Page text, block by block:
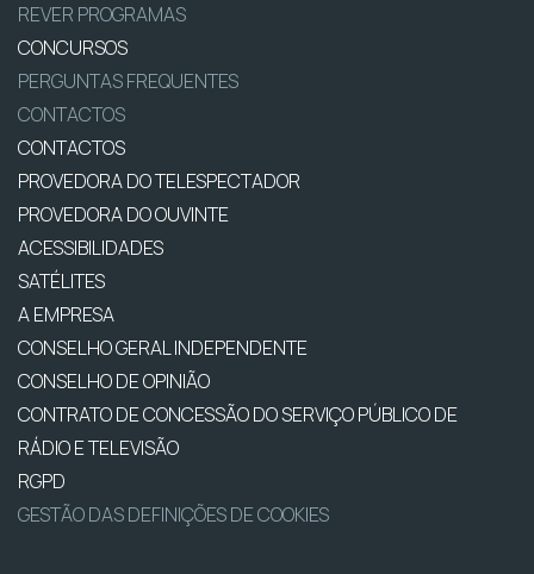
REVER PROGRAMAS
CONCURSOS
PERGUNTAS FREQUENTES
CONTACTOS
CONTACTOS
PROVEDORA DO TELESPECTADOR
PROVEDORA DO OUVINTE
ACESSIBILIDADES
SATÉLITES
A EMPRESA
CONSELHO GERAL INDEPENDENTE
CONSELHO DE OPINIÃO
CONTRATO DE CONCESSÃO DO SERVIÇO PÚBLICO DE
RÁDIO E TELEVISÃO
RGPD
GESTÃO DAS DEFINIÇÕES DE COOKIES